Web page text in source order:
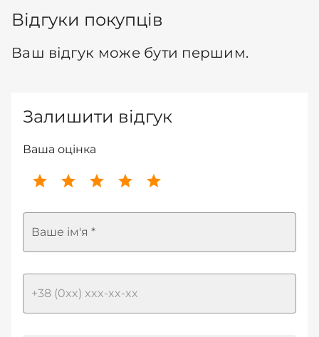
Відгуки покупців
Ваш відгук може бути першим.
Залишити відгук
Ваша оцінка
Ваше ім'я *